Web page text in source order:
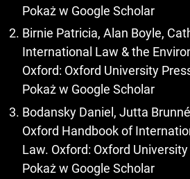
Pokaż w Google Scholar
Birnie Patricia, Alan Boyle,
International Law & the
Oxford: Oxford University
Pokaż w Google Scholar
Bodansky Daniel, Jutta
Oxford Handbook of
Law. Oxford: Oxford
Pokaż w Google Scholar